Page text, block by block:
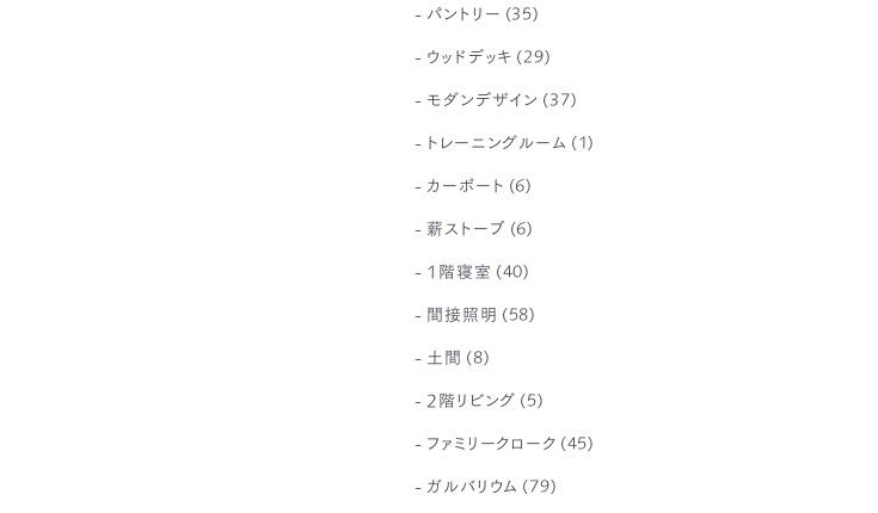
パントリー (35)
ウッドデッキ (29)
モダンデザイン (37)
トレーニングルーム (1)
カーポート (6)
薪ストーブ (6)
1階寝室 (40)
間接照明 (58)
土間 (8)
2階リビング (5)
ファミリークローク (45)
ガルバリウム (79)